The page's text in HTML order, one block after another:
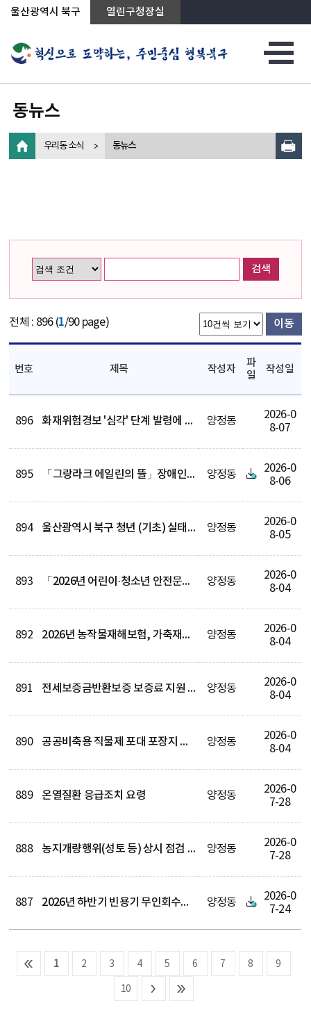
상단메뉴로 바로가기
전체메뉴로 바로가기
왼쪽메뉴로 바로가기
본문으로 바로가기
울산광역시 북구 열린구청장실
동뉴스
우리동 소식 동뉴스
검색
전체 : 896 (1/90 page) 이동
번호 제목 작성자
파
일
작성일
896 화재위험경보 '심각' 단계 발령에 따른 냉방기기 화재예방 홍보 양정동
2026-0
8-07
895 「그랑라크 에일린의 뜰」장애인 특별공급 기관추천 대상자 모집 양정동
2026-0
8-06
894 울산광역시 북구 청년 (기초) 실태조사 양정동
2026-0
8-05
893 「2026년 어린이·청소년 안전문화 그림 공모전」홍보 양정동
2026-0
8-04
892 2026년 농작물재해보험, 가축재해보험 가입지역 및 가입기간 안내 양정동
2026-0
8-04
891 전세보증금반환보증 보증료 지원 안내 양정동
2026-0
8-04
890 공공비축용 직물제 포대 포장지 변경 알림 양정동
2026-0
8-04
889 온열질환 응급조치 요령 양정동
2026-0
7-28
888 농지개량행위(성토 등) 상시 점검 및 관리 강화 양정동
2026-0
7-28
887 2026년 하반기 빈용기 무인회수기 구매지원 사업 홍보 양정동
2026-0
7-24
1 2 3 4 5 6 7 8 9
10